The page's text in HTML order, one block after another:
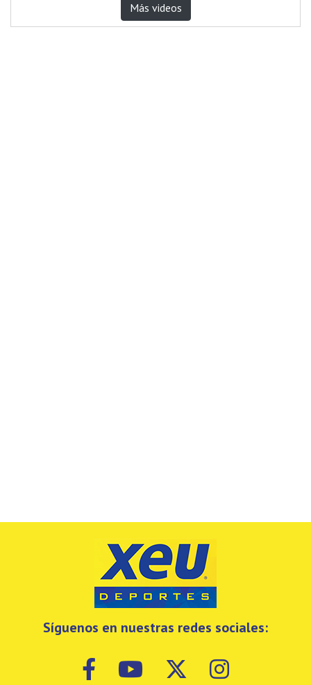
Más videos
Síguenos en nuestras redes sociales: